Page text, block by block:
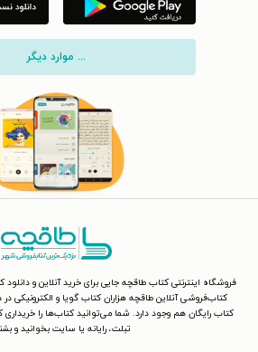
... موارد دیگر
فروشگاه اینترنتی کتاب طاقچه جایی برای خرید آنلاین و
کتاب‌فروشی آنلاین طاقچه هزاران کتاب گویا و
کتاب رایگان هم وجود دارد. شما می‌توانید کتاب‌ها را خریداری
تبلت، رایانه یا سایت بخوانید و